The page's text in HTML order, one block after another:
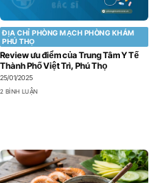
ĐỊA CHỈ PHÒNG MẠCH PHÒNG KHÁM
PHÚ THỌ
Review ưu điểm của Trung Tâm Y Tế
Thành Phố Việt Trì, Phú Thọ
25/01/2025
2 BÌNH LUẬN